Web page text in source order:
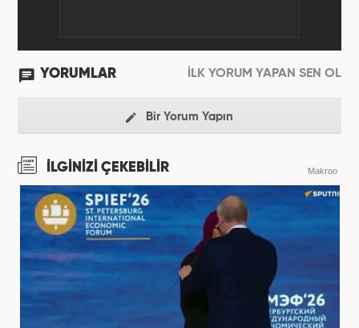
YORUMLAR İLK YORUM YAPAN SEN OL
Bir Yorum Yapın
İLGİNİZİ ÇEKEBİLİR Makroo